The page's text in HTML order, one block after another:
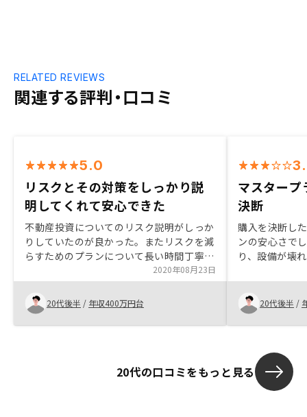
関連する評判・口コミ
RELATED REVIEWS
5.0
リスクとその対策をしっかり説
明してくれて安心できた
不動産投資についてのリスク説明がしっか
りしていたのが良かった。またリスクを減
らすためのプランについて長い時間丁寧に
説明してもらえたので、安心して購入でき
た。
2020年08月23日
20代後半 / 年収400万円台
マスタープ
決断
購入を決断し
ンの安心さで
り、設備が壊
る部分がゼロ
決めました。
ましたが、耐
壊しないとい
方も実際に購
せてほしいと
ので、安心し
20代後半 /
20代の口コミをもっと見る